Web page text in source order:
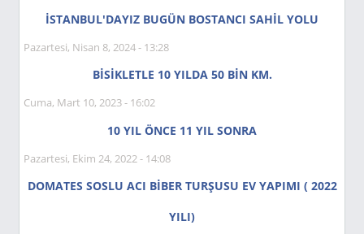
İSTANBUL'DAYIZ BUGÜN BOSTANCI SAHİL YOLU
Pazartesi, Nisan 8, 2024 - 13:28
BİSİKLETLE 10 YILDA 50 BİN KM.
Cuma, Mart 10, 2023 - 16:02
10 YIL ÖNCE 11 YIL SONRA
Pazartesi, Ekim 24, 2022 - 14:08
DOMATES SOSLU ACI BİBER TURŞUSU EV YAPIMI ( 2022
YILI)